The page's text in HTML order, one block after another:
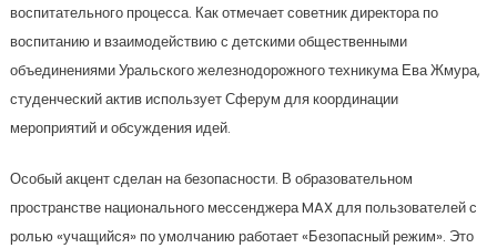
воспитательного процесса. Как отмечает советник директора по
воспитанию и взаимодействию с детскими общественными
объединениями Уральского железнодорожного техникума Ева Жмура,
студенческий актив использует Сферум для координации
мероприятий и обсуждения идей.
Особый акцент сделан на безопасности. В образовательном
пространстве национального мессенджера MAX для пользователей с
ролью «учащийся» по умолчанию работает «Безопасный режим». Это